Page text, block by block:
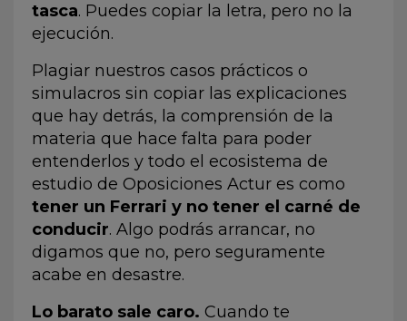
tasca. Puedes copiar la letra, pero no la
ejecución.
Plagiar nuestros casos prácticos o
simulacros sin copiar las explicaciones
que hay detrás, la comprensión de la
materia que hace falta para poder
entenderlos y todo el ecosistema de
estudio de Oposiciones Actur es como
tener un Ferrari y no tener el carné de
conducir. Algo podrás arrancar, no
digamos que no, pero seguramente
acabe en desastre.
Lo barato sale caro. Cuando te